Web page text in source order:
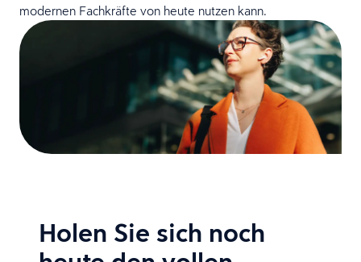
modernen Fachkräfte von heute nutzen kann.
Holen Sie sich noch